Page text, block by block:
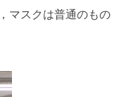
マスクは普通のもの